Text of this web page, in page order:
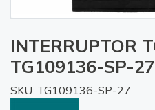
INTERRUPTOR
TG109136-SP-27
SKU: TG109136-SP-27